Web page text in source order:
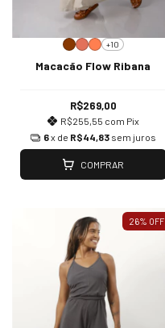
+10
Macacão Flow Ribana
R$269,00
R$255,55 com Pix
6x de R$44,83 sem juros
COMPRAR
26% OFF